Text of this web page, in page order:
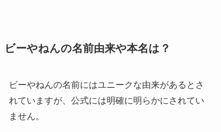
ビーやねんの名前由来や本名は？
ビーやねんの名前にはユニークな由来があるとさ
れていますが、公式には明確に明らかにされてい
ません。